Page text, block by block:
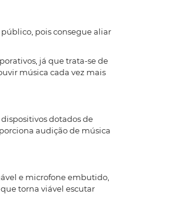
público, pois consegue aliar
já que trata-se de
música cada vez mais
dotados de
audição de música
e microfone embutido,
torna viável escutar